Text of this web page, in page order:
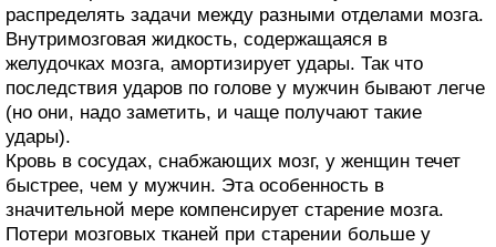
распределять задачи между разными отделами мозга.
Внутримозговая жидкость, содержащаяся в
желудочках мозга, амортизирует удары. Так что
последствия ударов по голове у мужчин бывают легче
(но они, надо заметить, и чаще получают такие
удары).
Кровь в сосудах, снабжающих мозг, у женщин течет
быстрее, чем у мужчин. Эта особенность в
значительной мере компенсирует старение мозга.
Потери мозговых тканей при старении больше у